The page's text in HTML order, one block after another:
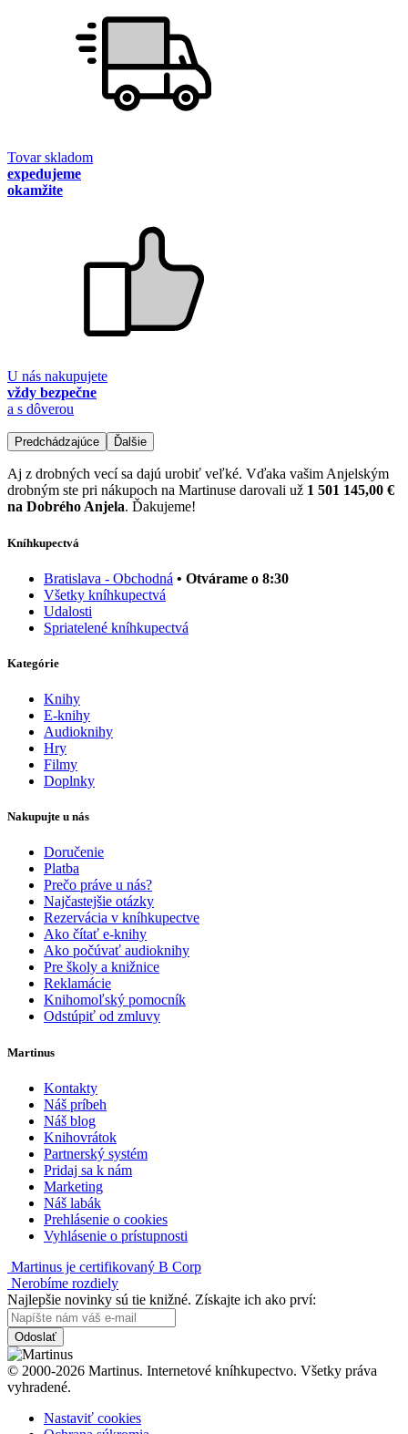
Tovar skladom
expedujeme
okamžite
U nás nakupujete
vždy bezpečne
a s dôverou
Predchádzajúce Ďalšie
Aj z drobných vecí sa dajú urobiť veľké. Vďaka vašim Anjelským
drobným ste pri nákupoch na Martinuse darovali už 1 501 145,00 €
na Dobrého Anjela. Ďakujeme!
Kníhkupectvá
Bratislava - Obchodná • Otvárame o 8:30
Všetky kníhkupectvá
Udalosti
Spriatelené kníhkupectvá
Kategórie
Knihy
E-knihy
Audioknihy
Hry
Filmy
Doplnky
Nakupujte u nás
Doručenie
Platba
Prečo práve u nás?
Najčastejšie otázky
Rezervácia v kníhkupectve
Ako čítať e-knihy
Ako počúvať audioknihy
Pre školy a knižnice
Reklamácie
Knihomoľský pomocník
Odstúpiť od zmluvy
Martinus
Kontakty
Náš príbeh
Náš blog
Knihovrátok
Partnerský systém
Pridaj sa k nám
Marketing
Náš labák
Prehlásenie o cookies
Vyhlásenie o prístupnosti
Martinus je certifikovaný B Corp
Nerobíme rozdiely
Najlepšie novinky sú tie knižné. Získajte ich ako prví:
Odoslať
© 2000-2026 Martinus. Internetové kníhkupectvo. Všetky práva
vyhradené.
Nastaviť cookies